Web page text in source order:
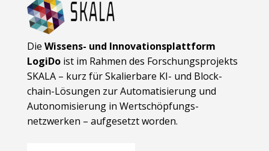
Die Wissens- und Innovationsplattform
LogiDoist im Rahmen des Forschungsprojekts
SKALA – kurz für Skalierbare KI- und Block­
chain-Lösungen zur Automatisierung und
Autonomisierung in Wert­schöpfungs­
netzwerken – aufgesetzt worden.